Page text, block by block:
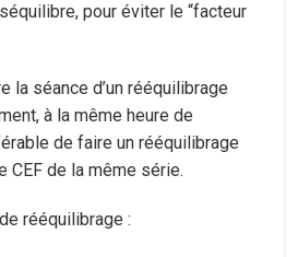
pour éviter le “facteur
la séance d’un rééquilibrage
à la même heure de
de faire un rééquilibrage
CEF de la même série.
rééquilibrage :